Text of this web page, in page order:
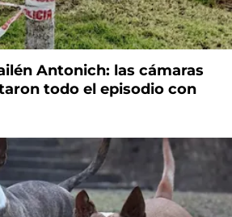
Antonich: las cámaras
todo el episodio con